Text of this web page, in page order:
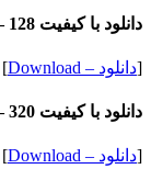
دانلود با کیفیت 128 –
[دانلود – Download ]
دانلود با کیفیت 320 –
[دانلود – Download ]